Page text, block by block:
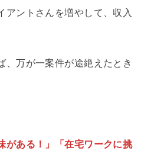
アントさんを増やして、収入
、万が一案件が途絶えたとき
がある！」「在宅ワークに挑